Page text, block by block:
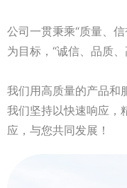
公司一贯秉乘“质量、
为目标，“诚信、品质、
我们用高质量的产品和
我们坚持以快速响应，
应，与您共同发展！